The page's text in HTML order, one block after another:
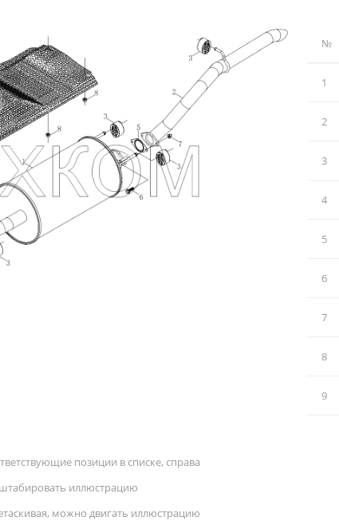
№
1
2
3
4
5
6
7
8
9
позиции в списке, справа
иллюстрацию
можно двигать иллюстрацию